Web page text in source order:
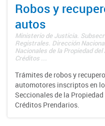
Robos y
autos
Ministerio de Justicia.
Registrales. Dirección
Nacionales de la Propiedad
Créditos ...
Trámites de robos y
automotores inscriptos en
Seccionales de la
Créditos Prendarios.